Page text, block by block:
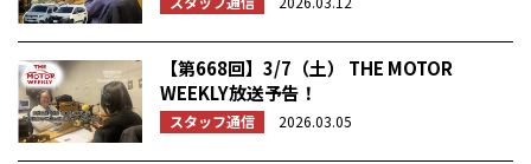
【第668回】3/7（土） THE MOTOR
WEEKLY放送予告！
スタッフ通信 2026.03.05